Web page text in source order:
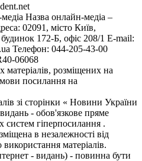
Назва онлайн-медіа –
02091, місто Київ,
172-Б, офіс 208/1 E-mail:
Телефон: 044-205-43-00
06068
матеріалів, розміщених на
посилання на
зі сторінки « Новини України
видань - обов'язкове пряме
систем гіперпосилання .
в незалежності від
матеріалів.
- видань) - повинна бути